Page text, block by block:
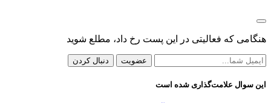
هنگامی که فعالیتی در این پست رخ داد، مطلع شوید
عضویت دنبال کردن
این سوال علامت‌گذاری شده است